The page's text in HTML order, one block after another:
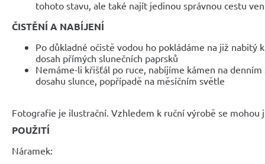
tohoto stavu, ale také najít jedinou správnou cestu
ČISTĚNÍ A NABÍJENÍ
Po důkladné očistě vodou ho pokládáme na již nabitý
dosah přímých slunečních paprsků
Nemáme-li křišťál po ruce, nabíjíme kámen na
dosahu slunce, popřípadě na měsíčním světle
Fotografie je ilustrační. Vzhledem k ruční výrobě se
POUŽITÍ
Náramek: